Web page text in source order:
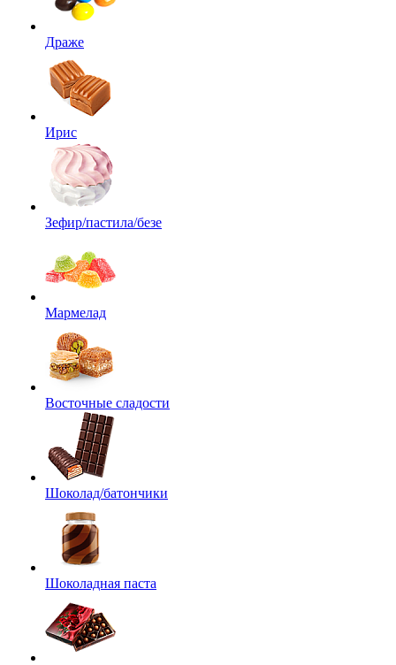
Драже
Ирис
Зефир/пастила/безе
Мармелад
Восточные сладости
Шоколад/батончики
Шоколадная паста